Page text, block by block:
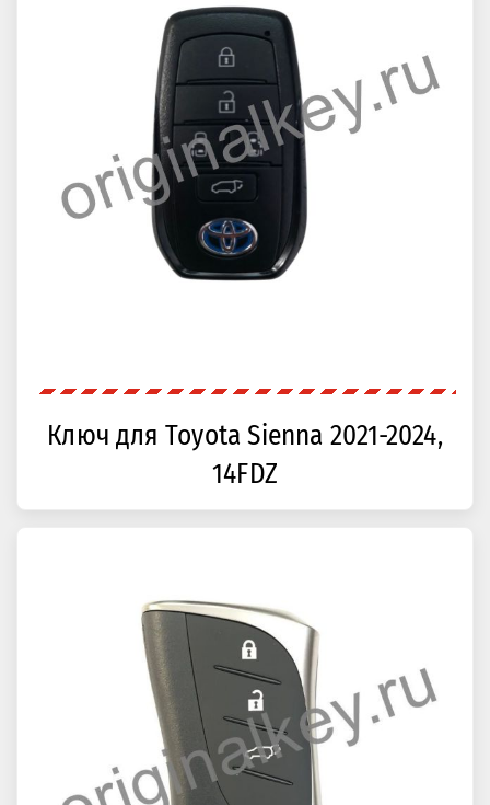
Ключ для Toyota Sienna 2021-2024,
14FDZ